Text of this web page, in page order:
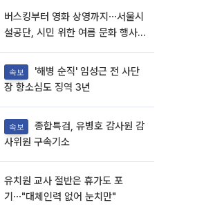
버스킹부터 영화 상영까지⋯서울시
설공단, 시민 위한 여름 문화 행사
속보
장 항소심도 징역 3년
속보
사위원 구속기소
유치원 교사 절반은 휴가도 포
기⋯"대체인력 없어 눈치만"